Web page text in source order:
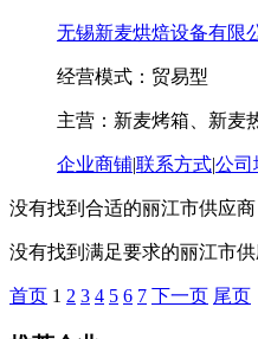
无锡新麦烘焙设备有限
经营模式：贸易型
主营：新麦烤箱、新麦
企业商铺|联系方式|公司
没有找到合适的丽江市供应
没有找到满足要求的丽江市
首页 1 2 3 4 5 6 7 下一页 尾页